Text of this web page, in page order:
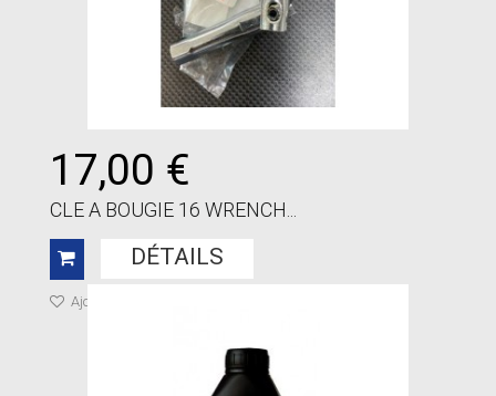
17,00 €
CLE A BOUGIE 16 WRENCH...
DÉTAILS
Ajouter à ma liste de cadeaux